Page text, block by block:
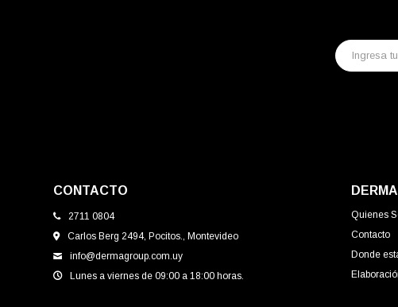
CONTACTO
2711 0804
Carlos Berg 2494, Pocitos., Montevideo
info@dermagroup.com.uy
Lunes a viernes de 09:00 a 18:00 horas.
Quienes
Contacto
Donde